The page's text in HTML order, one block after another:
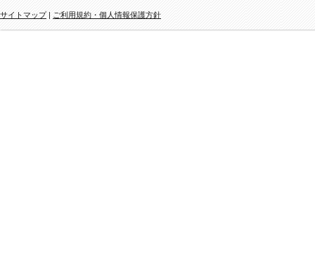
サイトマップ| ご利用規約・個人情報保護方針